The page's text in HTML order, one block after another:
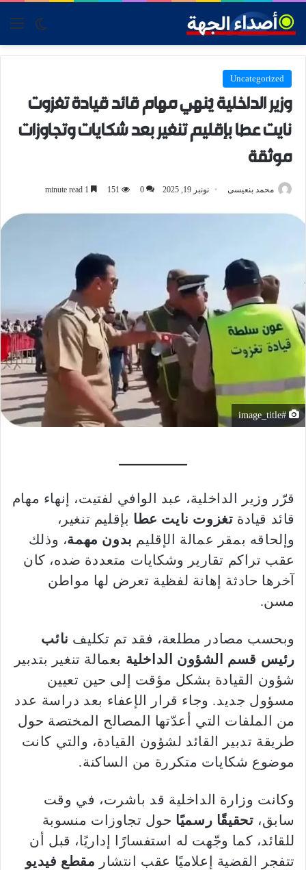
skin
Uncategorized
وزير الداخلية يُنهي مهام قائد قيادة تغزوت
نايت عطا بإقليم تنغير بعد شكايات وتجاوزات
موثقة
محمد بنعيسى نونبر 19, 2025 0
151
#image_title
قرّر وزير الداخلية، عبد الوافي لفتيت، إنهاء مهام
قائد قيادة تغزوت نايت عطا بإقليم تنغير،
وإلحاقه بمقر عمالة الإقليم بدون مهمة، وذلك
عقب تراكم تقارير وشكايات متعددة ضده، كان
آخرها حادثة إهانة لفظية تعرض لها مواطن
مسن.
وبحسب مصادر مطلعة، فقد تم تكليف نائب
رئيس قسم الشؤون الداخلية بعمالة تنغير بتدبير
شؤون القيادة بشكل مؤقت إلى حين تعيين
مسؤول جديد. وجاء قرار الإعفاء بعد دراسة عدد
من الملفات التي أعدّتها المصالح المختصة حول
طريقة تدبير القائد لشؤون القيادة، والتي كانت
موضوع شكايات متكررة من الساكنة.
وكانت وزارة الداخلية قد باشرت، في وقت
سابق، تحقيقًا رسميًا حول تجاوزات منسوبة
للقائد، كما وجّهت له استفسارًا إداريًا، قبل أن
تتفجر القضية إعلاميًا عقب انتشار مقطع فيديو